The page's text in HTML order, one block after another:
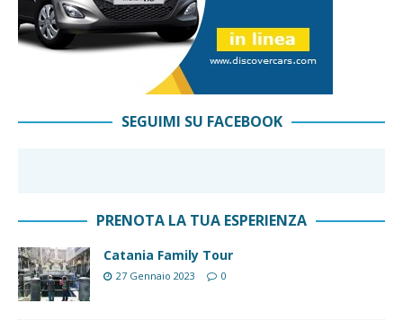
SEGUIMI SU FACEBOOK
PRENOTA LA TUA ESPERIENZA
Catania Family Tour
27 Gennaio 2023 0